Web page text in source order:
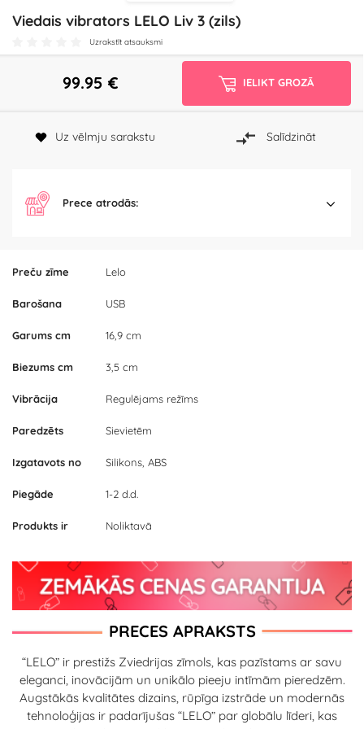
Viedais vibrators LELO Liv 3 (zils)
Uzrakstīt atsauksmi
Preču zīme Lelo
Barošana USB
Garums cm 16,9 cm
Biezums cm 3,5 cm
Vibrācija Regulējams režīms
Paredzēts Sievietēm
Izgatavots no Silikons, ABS
Piegāde 1-2 d.d.
Produkts ir Noliktavā
99.95 € IELIKT GROZĀ
Uz vēlmju sarakstu Salīdzināt
Prece atrodās:
PRECES APRAKSTS
“LELO” ir prestižs Zviedrijas zīmols, kas pazīstams ar savu
eleganci, inovācijām un unikālo pieeju intīmām pieredzēm.
Augstākās kvalitātes dizains, rūpīga izstrāde un modernās
tehnoloģijas ir padarījušas “LELO” par globālu līderi, kas